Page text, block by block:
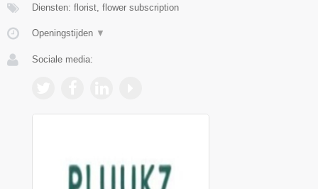
Diensten: florist, flower subscription
Openingstijden ▼
Sociale media: